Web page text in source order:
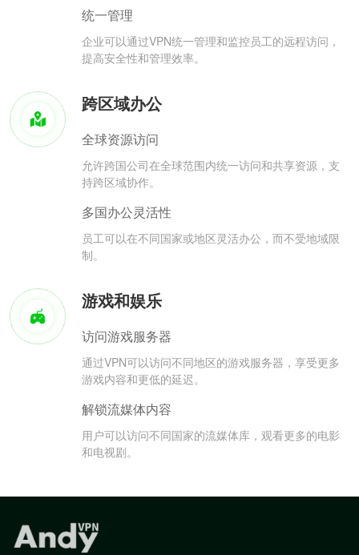
统一管理
企业可以通过VPN统一管理和监控员工的远程访问，
提高安全性和管理效率。
跨区域办公
全球资源访问
允许跨国公司在全球范围内统一访问和共享资源，支
持跨区域协作。
多国办公灵活性
员工可以在不同国家或地区灵活办公，而不受地域限
制。
游戏和娱乐
访问游戏服务器
通过VPN可以访问不同地区的游戏服务器，享受更多
游戏内容和更低的延迟。
解锁流媒体内容
用户可以访问不同国家的流媒体库，观看更多的电影
和电视剧。